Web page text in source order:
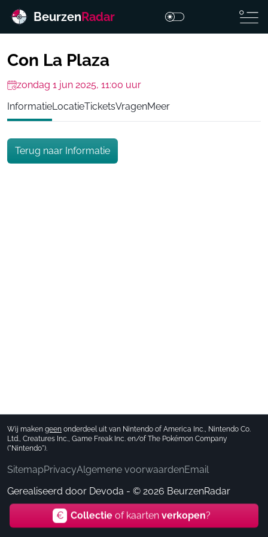
BeurzenRadar
Con La Plaza
zondag 1 jun 2025, 11:00 uur
InformatieLocatieTicketsVragenMeer
Terug naar Informatie
Wij maken geen onderdeel uit van Nintendo of America Inc., Nintendo Co.
Ltd., Creatures Inc., Game Freak Inc. en/of The Pokémon Company
("Nintendo").
SitemapPrivacyAlgemene voorwaardenEmail
Gerealiseerd door Devoda - © 2026 BeurzenRadar
€ Collectie of kaarten verkopen?